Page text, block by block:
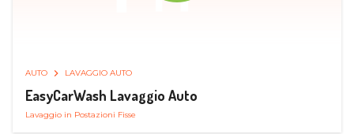
AUTO LAVAGGIO AUTO
EasyCarWash Lavaggio Auto
Lavaggio in Postazioni Fisse